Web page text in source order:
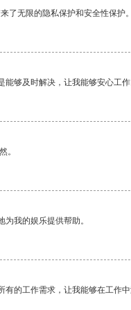
了无限的隐私保护和安全性保护。
够及时解决，让我能够安心工作
。
我的娱乐提供帮助。
的工作需求，让我能够在工作中